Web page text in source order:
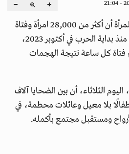
قدّرت هيئة الأمم المتحدة للمرأة أن أكثر من 28,000 امرأة وفتاة
منذ بداية الحرب في أكتوبر 2023،
فتاة كل ساعة نتيجة الهجمات
الثلاثاء، أن بين الضحايا آلاف
بلا معيل وعائلات محطمة، في
ومستقبل مجتمع بأكمله.